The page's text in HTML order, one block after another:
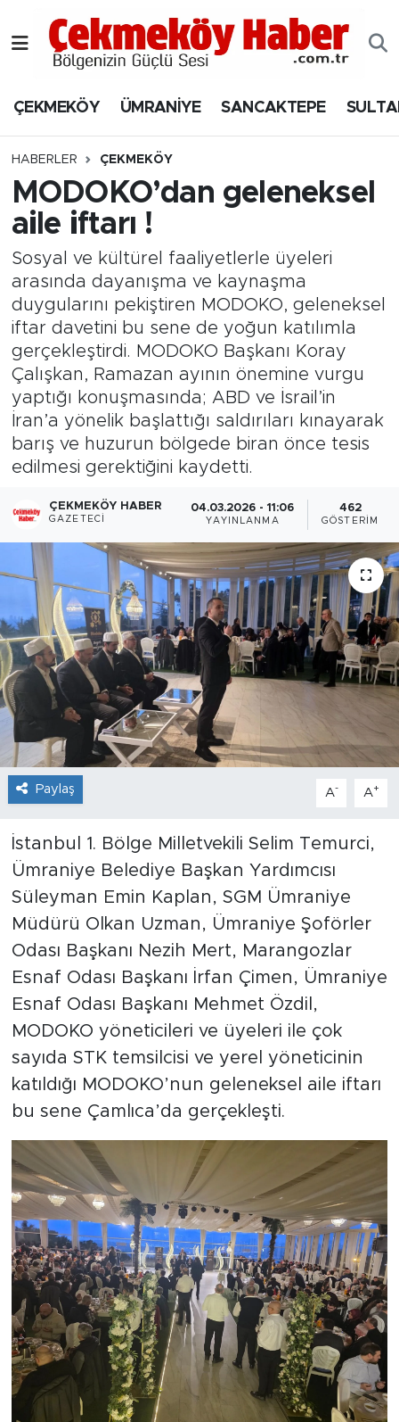
ÇEKMEKÖY ÜMRANİYE SANCAKTEPE
HABERLER ÇEKMEKÖY
MODOKO’dan geleneksel
aile iftarı !
Sosyal ve kültürel faaliyetlerle üyeleri
arasında dayanışma ve kaynaşma
duygularını pekiştiren MODOKO, geleneksel
iftar davetini bu sene de yoğun katılımla
gerçekleştirdi. MODOKO Başkanı Koray
Çalışkan, Ramazan ayının önemine vurgu
yaptığı konuşmasında; ABD ve İsrail’in
İran’a yönelik başlattığı saldırıları kınayarak
barış ve huzurun bölgede biran önce tesis
edilmesi gerektiğini kaydetti.
ÇEKMEKÖY HABER
GAZETECI
04.03.2026 - 11:06
YAYINLANMA
462
GÖSTERIM
Paylaş A- A+
İstanbul 1. Bölge Milletvekili Selim Temurci,
Ümraniye Belediye Başkan Yardımcısı
Süleyman Emin Kaplan, SGM Ümraniye
Müdürü Olkan Uzman, Ümraniye Şoförler
Odası Başkanı Nezih Mert, Marangozlar
Esnaf Odası Başkanı İrfan Çimen, Ümraniye
Esnaf Odası Başkanı Mehmet Özdil,
MODOKO yöneticileri ve üyeleri ile çok
sayıda STK temsilcisi ve yerel yöneticinin
katıldığı MODOKO’nun geleneksel aile iftarı
bu sene Çamlıca’da gerçekleşti.
Nöbetçi Eczaneler
Hava Durumu
Namaz Vakitleri
Trafik Durumu
Süper Lig Puan Durumu ve Fikstür
Tüm Manşetler
Son Dakika Haberleri
Haber Arşivi